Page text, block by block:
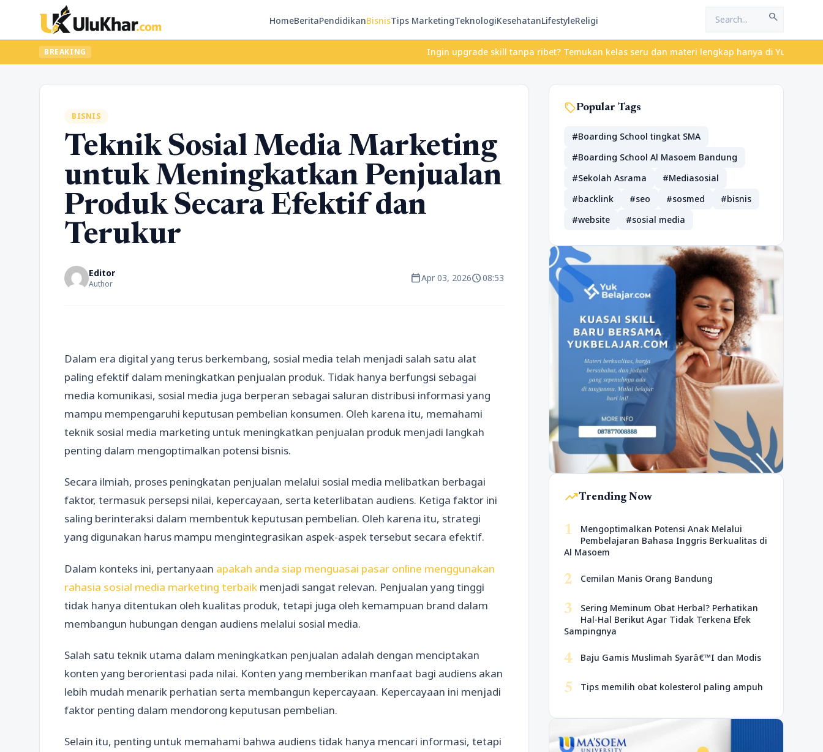
HomeBeritaPendidikanBisnisTips MarketingTeknologiKesehatanLifestyleReligi search
BREAKING Ingin upgrade skill tanpa ribet? Temukan kelas seru dan materi lengkap hanya di YukBelajar.com.
BISNIS
Teknik Sosial Media Marketing
untuk Meningkatkan Penjualan
Produk Secara Efektif dan
Terukur
Editor
Author calendar_todayApr 03, 2026schedule08:53
Dalam era digital yang terus berkembang, sosial media telah menjadi salah satu alat
paling efektif dalam meningkatkan penjualan produk. Tidak hanya berfungsi sebagai
media komunikasi, sosial media juga berperan sebagai saluran distribusi informasi yang
mampu mempengaruhi keputusan pembelian konsumen. Oleh karena itu, memahami
teknik sosial media marketing untuk meningkatkan penjualan produk menjadi langkah
penting dalam mengoptimalkan potensi bisnis.
Secara ilmiah, proses peningkatan penjualan melalui sosial media melibatkan berbagai
faktor, termasuk persepsi nilai, kepercayaan, serta keterlibatan audiens. Ketiga faktor ini
saling berinteraksi dalam membentuk keputusan pembelian. Oleh karena itu, strategi
yang digunakan harus mampu mengintegrasikan aspek-aspek tersebut secara efektif.
Dalam konteks ini, pertanyaan apakah anda siap menguasai pasar online menggunakan
rahasia sosial media marketing terbaik menjadi sangat relevan. Penjualan yang tinggi
tidak hanya ditentukan oleh kualitas produk, tetapi juga oleh kemampuan brand dalam
membangun hubungan dengan audiens melalui sosial media.
Salah satu teknik utama dalam meningkatkan penjualan adalah dengan menciptakan
konten yang berorientasi pada nilai. Konten yang memberikan manfaat bagi audiens akan
lebih mudah menarik perhatian serta membangun kepercayaan. Kepercayaan ini menjadi
faktor penting dalam mendorong keputusan pembelian.
Selain itu, penting untuk memahami bahwa audiens tidak hanya mencari informasi, tetapi
sellPopular Tags
#Boarding School tingkat SMA
#Boarding School Al Masoem Bandung
#Sekolah Asrama
#Mediasosial
#backlink
#seo #sosmed
#bisnis
#website
#sosial media
trending_upTrending Now
1
Mengoptimalkan Potensi Anak Melalui
Pembelajaran Bahasa Inggris Berkualitas di
Al Masoem
2 Cemilan Manis Orang Bandung
3
Sering Meminum Obat Herbal? Perhatikan
Hal-Hal Berikut Agar Tidak Terkena Efek
Sampingnya
4 Baju Gamis Muslimah Syarâ€™I dan Modis
5 Tips memilih obat kolesterol paling ampuh